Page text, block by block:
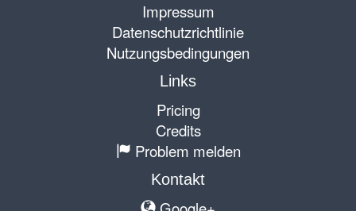
Impressum
Datenschutzrichtlinie
Nutzungsbedingungen
Links
Pricing
Credits
Problem melden
Kontakt